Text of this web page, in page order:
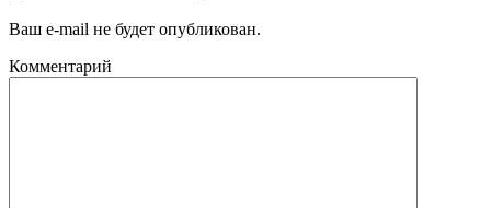
Ваш e-mail не будет опубликован.
Комментарий